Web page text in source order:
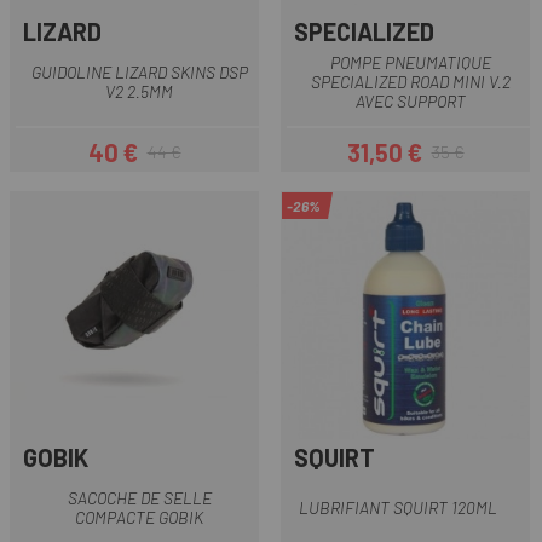
LIZARD
GUIDOLINE LIZARD SKINS DSP
V2 2.5MM
Prix
40 €Prix habituel
44 €
SPECIALIZED
POMPE PNEUMATIQUE
SPECIALIZED ROAD MINI V.2
AVEC SUPPORT
Prix
31,50 €Prix habituel
35 €
GOBIK
SACOCHE DE SELLE
COMPACTE GOBIK
-26%
SQUIRT
LUBRIFIANT SQUIRT 120ML